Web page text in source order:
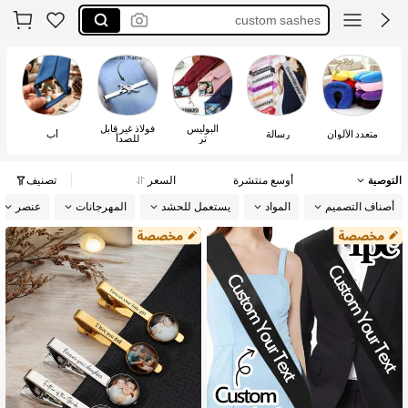
sash customize
اكسسوارات جسم
متعدد الألوان رسالة
البوليس
تر
فولاذ غير قابل
للصدأ
أب
التوصية أوسع منتشرة السعر تصنيف
أصناف التصميم المواد يستعمل للحشد المهرجانات عنصر